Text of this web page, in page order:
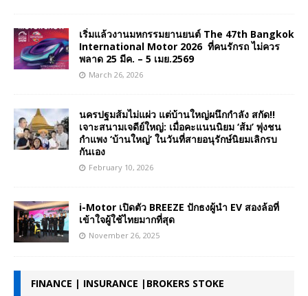
เริ่มแล้วงานมหกรรมยานยนต์ The 47th Bangkok
International Motor 2026 ที่คนรักรถ ไม่ควร
พลาด 25 มีค. – 5 เมย.2569
March 26, 2026
นครปฐมส้มไม่แผ่ว แต่บ้านใหญ่ผนึกกำลัง สกัด!!
เจาะสนามเจดีย์ใหญ่: เมื่อคะแนนนิยม ‘ส้ม’ พุ่งชน
กำแพง ‘บ้านใหญ่’ ในวันที่สายอนุรักษ์นิยมเลิกรบ
กันเอง
February 10, 2026
i-Motor เปิดตัว BREEZE ปักธงผู้นำ EV สองล้อที่
เข้าใจผู้ใช้ไทยมากที่สุด
November 26, 2025
FINANCE | INSURANCE |BROKERS STOKE